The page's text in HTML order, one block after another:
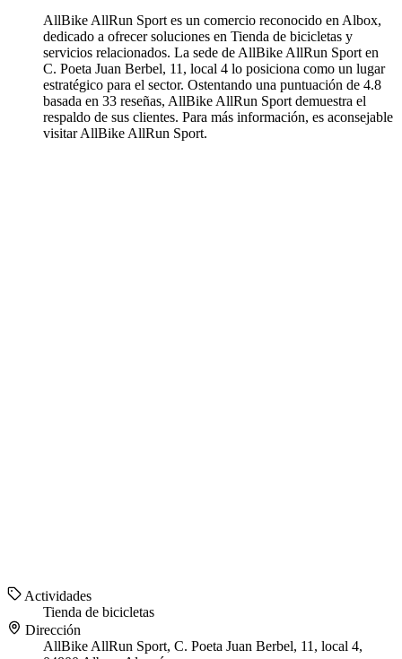
AllBike AllRun Sport es un comercio reconocido en Albox,
dedicado a ofrecer soluciones en Tienda de bicicletas y
servicios relacionados. La sede de AllBike AllRun Sport en
C. Poeta Juan Berbel, 11, local 4 lo posiciona como un lugar
estratégico para el sector. Ostentando una puntuación de 4.8
basada en 33 reseñas, AllBike AllRun Sport demuestra el
respaldo de sus clientes. Para más información, es aconsejable
visitar AllBike AllRun Sport.
Actividades
Tienda de bicicletas
Dirección
AllBike AllRun Sport, C. Poeta Juan Berbel, 11, local 4,